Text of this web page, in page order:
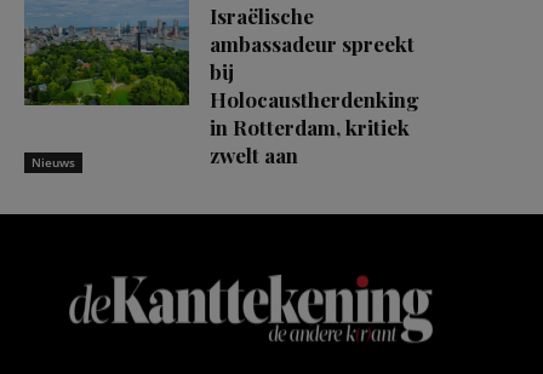
Nieuws
Israëlische
ambassadeur spreekt
bij
Holocaustherdenking
in Rotterdam, kritiek
zwelt aan